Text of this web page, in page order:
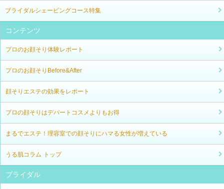
ブライダルシェービングコース特集
コンテンツ
プロのお顔そり体験レポート
プロのお顔そりBefore&After
顔そりエステの効果をレポート
プロの顔そりはデパートコスメよりもお得
まるでエステ！理容室での顔そりにハマる女性が増えている
うる肌コラム トップ
ブライダル